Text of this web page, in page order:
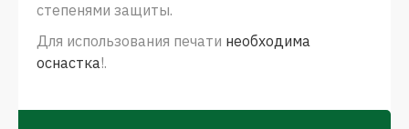
степенями защиты.
Для использования печати необходима
оснастка!.